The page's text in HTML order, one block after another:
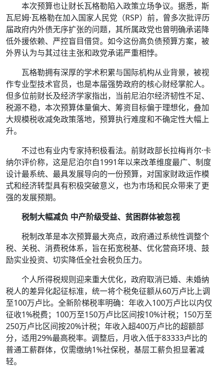
本次预算也让财长瓦格勒陷入政策立场争议。据悉，斯
瓦尼姆·瓦格勒在加入国家人民党（RSP）前，曾多次批评历
届政府内外债无序扩张的问题，其所属政党也曾明确承诺降
低外援依赖、严控盲目借贷。如今这份高负债预算方案，被
外界认为与其过往主张和政党承诺严重相悖。
瓦格勒拥有深厚的学术积累与国际机构从业背景，被视
作专业型技术官员，也是本届强势政府的核心财经掌舵人。
但多位前财长及经济学家指出，当前尼泊尔经济韧性不足、
税源不稳，本次预算体量偏大、筹资目标偏于理想化，叠加
大规模税收减免政策落地，预算执行难度和不确定性大幅上
升。
不过也有业内专家持积极看法。前财政部长拉梅肖尔·卡
纳尔评价称，这是尼泊尔自1991年以来改革维度最广、制度
设计最系统、最具发展导向的一份预算，对国家财政运作模
式和经济转型具有积极突破意义，也为市场和民众带来了更
强的发展预期。
税制大幅减负 中产阶级受益、贫困群体被忽视
税制改革是本次预算最大亮点，政府通过系统性调整个
税、关税、消费税体系，旨在拓宽税基、优化营商环境、鼓
励实业投资、切实降低全社会税负压力。
个人所得税规则迎来重大优化，政府取消已婚、未婚纳
税人的差异化起征标准，统一将个税免征额从60万卢比上调
至100万卢比。全新阶梯税率明确：年收入100万卢比以内仅
征收1%税费；100万至150万卢比区间按10%计税；150万至
250万卢比区间按20%计税；年收入超400万卢比的超额部
分，适用29%最高税率。调整后，月收入低于83333卢比的
普通工薪群体，仅需缴纳1%社保税，基层工薪负担显著减
轻。